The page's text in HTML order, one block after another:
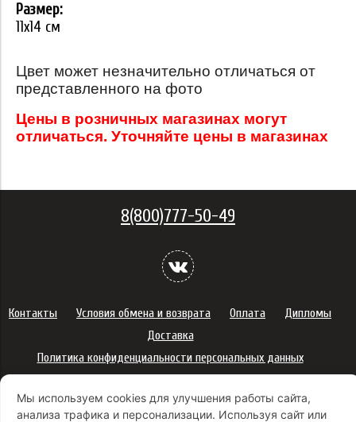
Размер:
11x14 см
Цвет может незначительно отличаться от
представленного на фото
Цены в розничных магазинах могут
отличаться. Уточняйте цены в магазинах
Мы используем cookies для улучшения работы сайта,
анализа трафика и персонализации. Используя сайт или
8(800)777-50-49
Контакты Условия обмена и возврата Оплата
Дипломы
Доставка
Политика конфиденциальности персональных данных
Правила использования подарочных карт